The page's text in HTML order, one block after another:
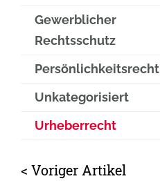
Gewerblicher
Rechtsschutz
Persönlichkeitsrecht
Unkategorisiert
Urheberrecht
< Voriger Artikel